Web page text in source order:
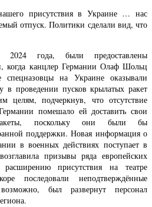
присутствия в Украине … нас
отпуск. Политики сделали вид, что
2024 года, были предоставлены
когда канцлер Германии Олаф Шольц
спецназовцы на Украине оказывали
проведении пусков крылатых ракет
целям, подчеркнув, что отсутствие
помешало ей доставить свои
поскольку они были бы
поддержки. Новая информация о
в военных действиях поступает в
призывы ряда европейских
присутствия на театре
последовали неподтверждённые
был развернут персонал